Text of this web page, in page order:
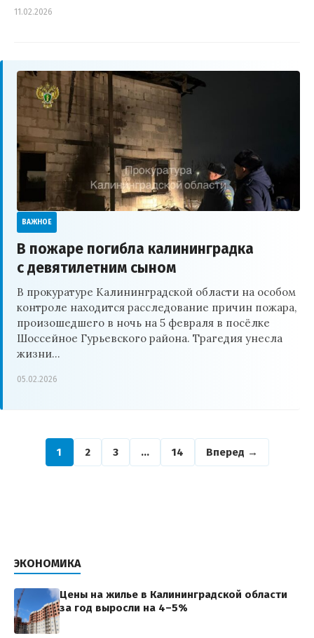
11.02.2026
ВАЖНОЕ
В пожаре погибла калининградка
с девятилетним сыном
В прокуратуре Калининградской области на особом
контроле находится расследование причин пожара,
произошедшего в ночь на 5 февраля в посёлке
Шоссейное Гурьевского района. Трагедия унесла
жизни…
05.02.2026
1 2 3 … 14 Вперед →
ЭКОНОМИКА
Цены на жилье в Калининградской области
за год выросли на 4–5%